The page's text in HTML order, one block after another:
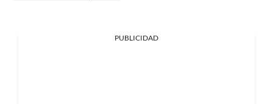
PUBLICIDAD